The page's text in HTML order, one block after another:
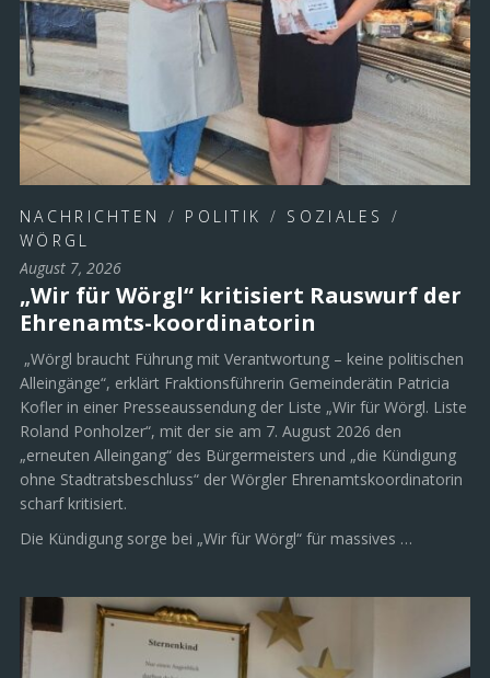
NACHRICHTEN / POLITIK / SOZIALES
/
WÖRGL
August 7, 2026
„Wir für Wörgl“ kritisiert Rauswurf der
Ehrenamts-koordinatorin
„Wörgl braucht Führung mit Verantwortung – keine politischen
Alleingänge“, erklärt Fraktionsführerin Gemeinderätin Patricia
Kofler in einer Presseaussendung der Liste „Wir für Wörgl. Liste
Roland Ponholzer“, mit der sie am 7. August 2026 den
„erneuten Alleingang“ des Bürgermeisters und „die Kündigung
ohne Stadtratsbeschluss“ der Wörgler Ehrenamtskoordinatorin
scharf kritisiert.
Die Kündigung sorge bei „Wir für Wörgl“ für massives …